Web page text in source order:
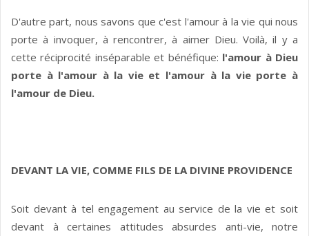
D'autre part, nous savons que c'est l'amour à la vie qui nous
porte à invoquer, à rencontrer, à aimer Dieu. Voilà, il y a
cette réciprocité inséparable et bénéfique: l'amour à Dieu
porte à l'amour à la vie et l'amour à la vie porte à
l'amour de Dieu.
DEVANT LA VIE, COMME FILS DE LA DIVINE PROVIDENCE
Soit devant à tel engagement au service de la vie et soit
devant à certaines attitudes absurdes anti-vie, notre